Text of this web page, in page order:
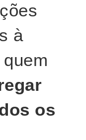
à
os